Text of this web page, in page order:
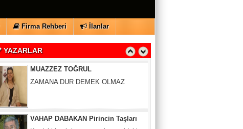
Firma Rehberi İlanlar
YAZARLAR
MUAZZEZ TOĞRUL
ZAMANA DUR DEMEK OLMAZ